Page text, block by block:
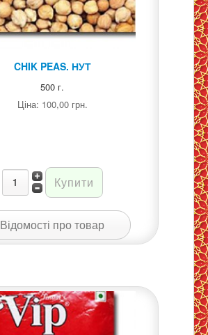
CHIK PEAS. НУТ
500 г.
Ціна: 100,00 грн.
Відомості про товар